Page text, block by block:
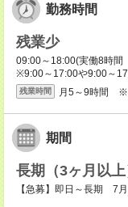
勤務時間
残業少
09:00～18:00(実働8時
※9:00～17:00や9:00～
残業時間 月5～9時間 ※
期間
長期（3ヶ月以上
【急募】即日～長期 7